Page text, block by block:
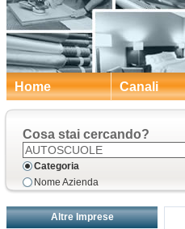
Home Canali
Cosa stai cercando?
Categoria
Nome Azienda
Altre Imprese